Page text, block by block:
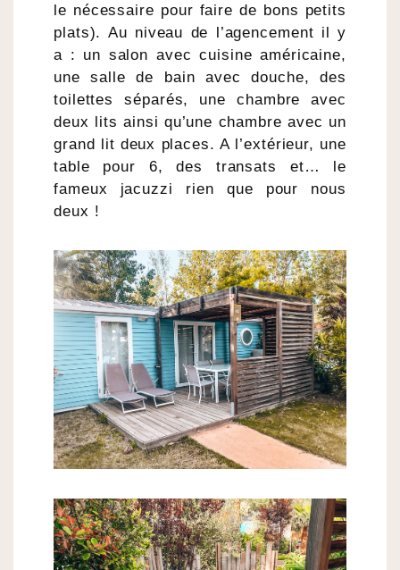
le nécessaire pour faire de bons petits
plats). Au niveau de l’agencement il y
a : un salon avec cuisine américaine,
une salle de bain avec douche, des
toilettes séparés, une chambre avec
deux lits ainsi qu’une chambre avec un
grand lit deux places. A l’extérieur, une
table pour 6, des transats et… le
fameux jacuzzi rien que pour nous
deux !